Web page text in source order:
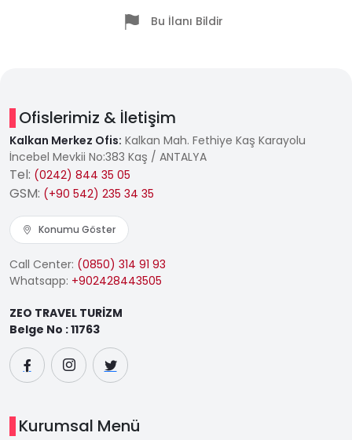
Bu İlanı Bildir
Ofislerimiz & İletişim
Kalkan Merkez Ofis: Kalkan Mah. Fethiye Kaş Karayolu
İncebel Mevkii No:383 Kaş / ANTALYA
Tel: (0242) 844 35 05
GSM: (+90 542) 235 34 35
Konumu Göster
Call Center: (0850) 314 91 93
Whatsapp: +902428443505
ZEO TRAVEL TURİZM
Belge No : 11763
Kurumsal Menü